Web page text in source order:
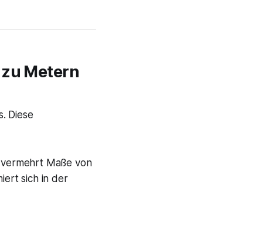
Metern
Diese
Maße von
sich in der